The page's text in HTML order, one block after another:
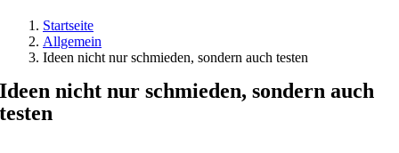
Startseite
Allgemein
Ideen nicht nur schmieden, sondern auch testen
Ideen nicht nur schmieden, sondern auch
testen